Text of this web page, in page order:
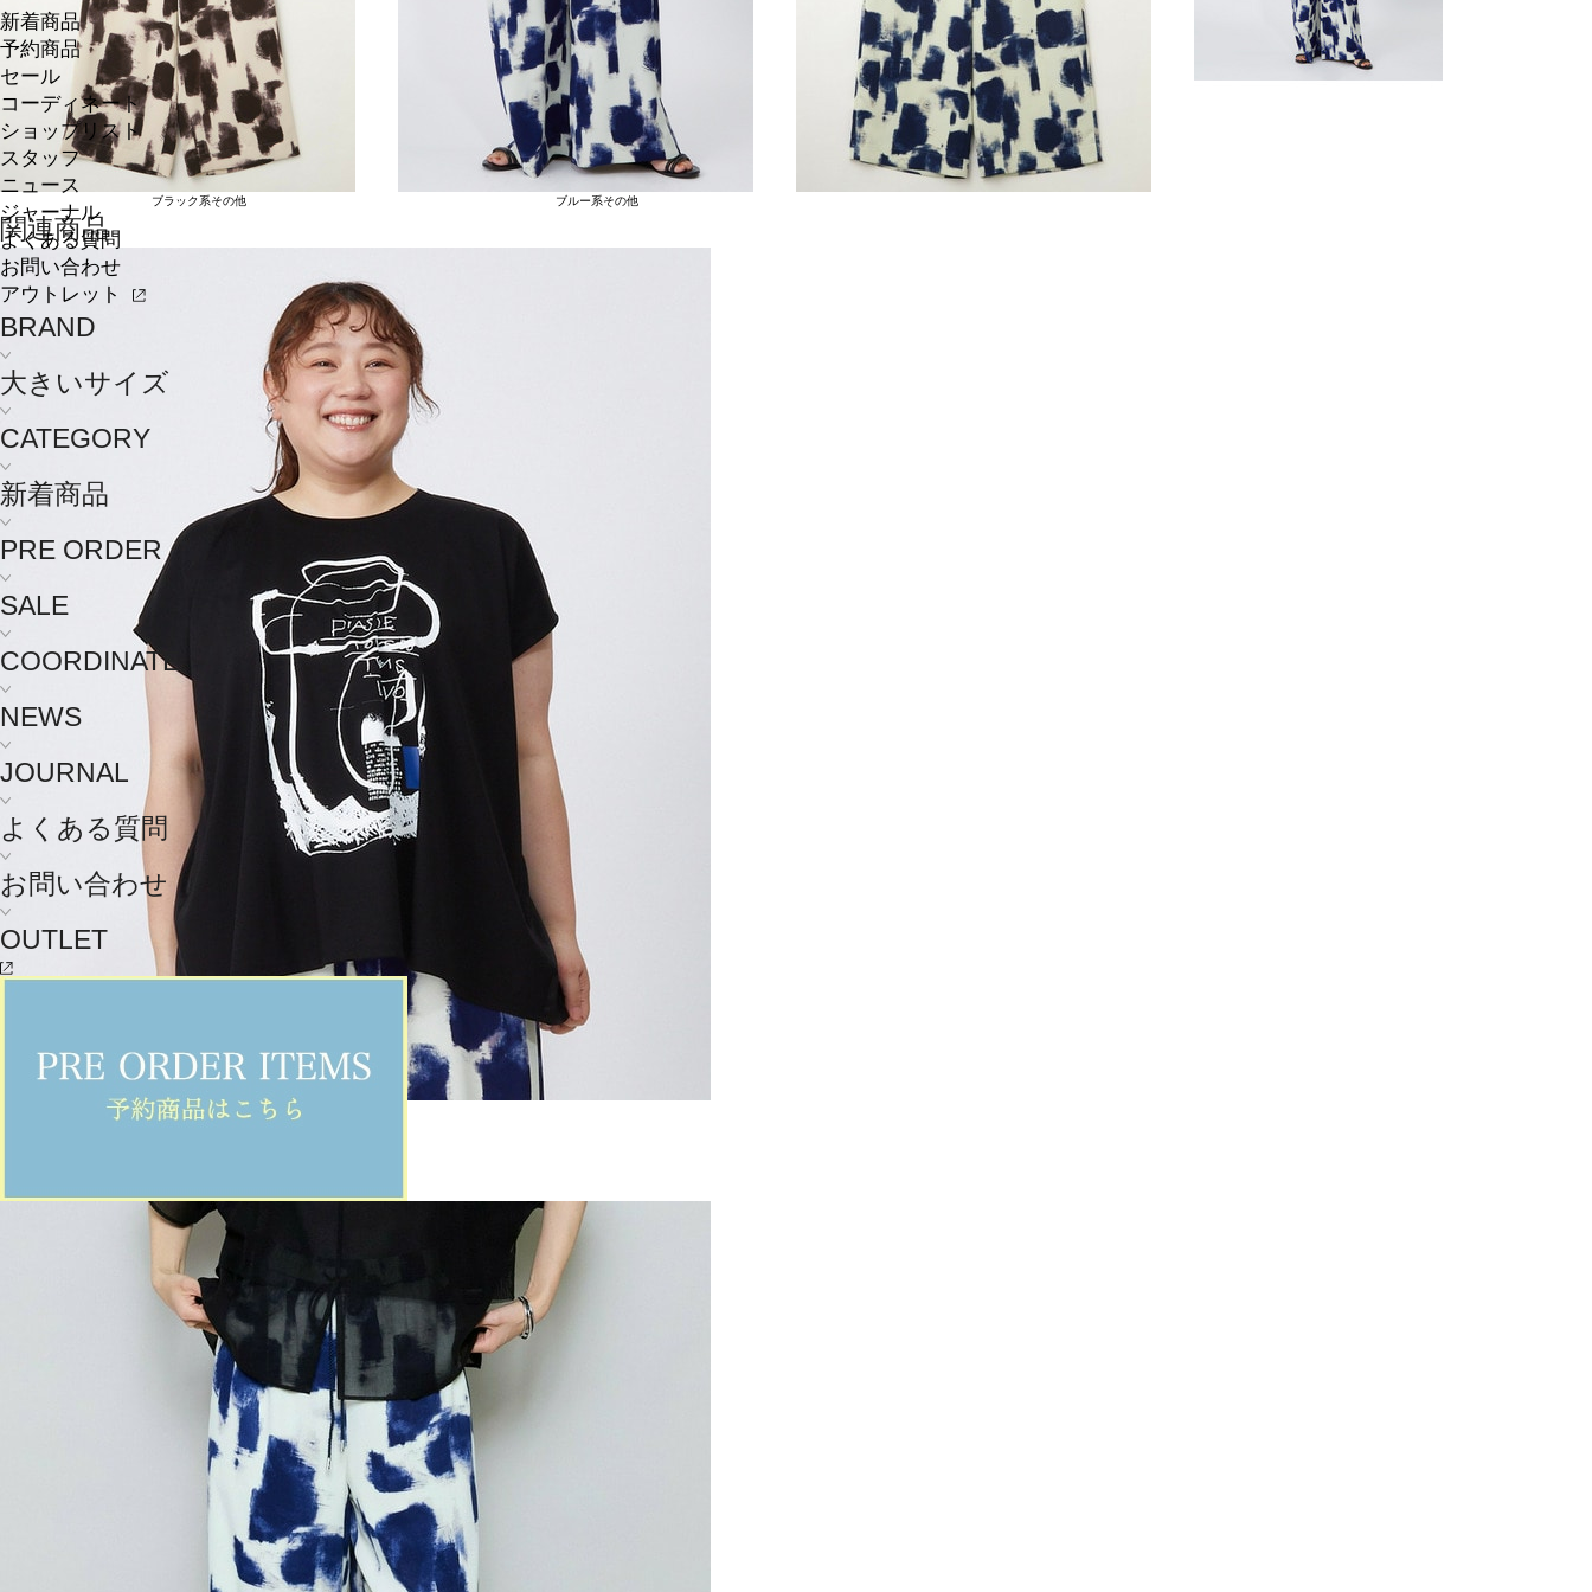
新着商品
予約商品
セール
コーディネート
ショップリスト
スタッフ
ニュース
ジャーナル
よくある質問
お問い合わせ
アウトレット
BRAND
大きいサイズ
CATEGORY
新着商品
PRE ORDER
SALE
COORDINATE
NEWS
JOURNAL
よくある質問
お問い合わせ
OUTLET
ブラック系その他 ブルー系その他
関連商品